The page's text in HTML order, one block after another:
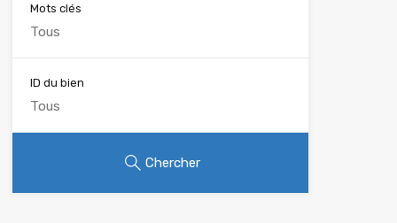
Mots clés
ID du bien
Chercher